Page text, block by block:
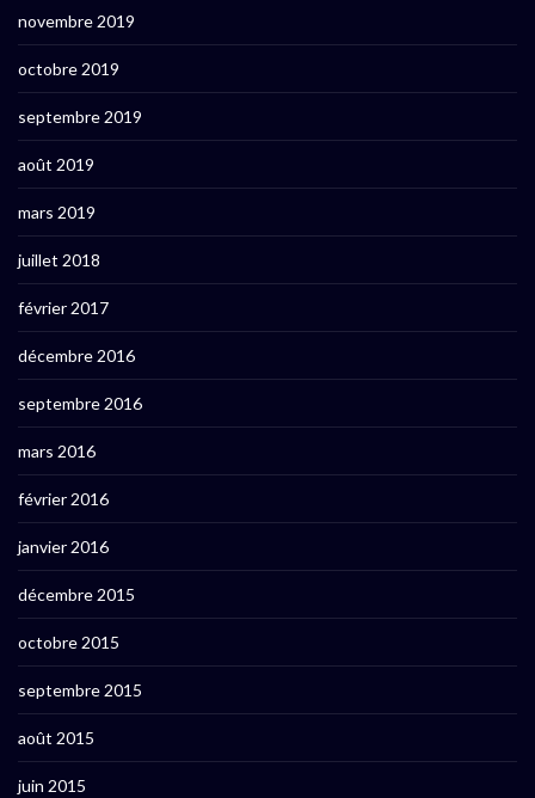
novembre 2019
octobre 2019
septembre 2019
août 2019
mars 2019
juillet 2018
février 2017
décembre 2016
septembre 2016
mars 2016
février 2016
janvier 2016
décembre 2015
octobre 2015
septembre 2015
août 2015
juin 2015